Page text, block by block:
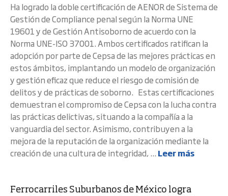
Ha logrado la doble certificación de AENOR de Sistema de
Gestión de Compliance penal según la Norma UNE
19601 y de Gestión Antisoborno de acuerdo con la
Norma UNE-ISO 37001. Ambos certificados ratifican la
adopción por parte de Cepsa de las mejores prácticas en
estos ámbitos, implantando un modelo de organización
y gestión eficaz que reduce el riesgo de comisión de
delitos y de prácticas de soborno. Estas certificaciones
demuestran el compromiso de Cepsa con la lucha contra
las prácticas delictivas, situando a la compañía a la
vanguardia del sector. Asimismo, contribuyen a la
mejora de la reputación de la organización mediante la
creación de una cultura de integridad, ... Leer más
Ferrocarriles Suburbanos de México logra